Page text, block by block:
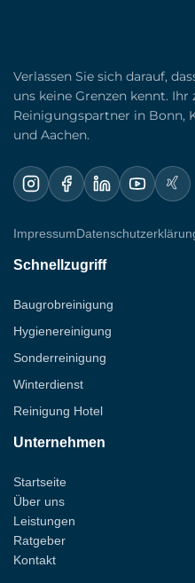
Verlassen Sie sich darauf,
uns keine Grenzen kennt. Ihr
Reinigungspartner in Bonn,
und Aachen.
Impressum
Schnellzugriff
Baugrobreinigung
Hygienereinigung
Sonderreinigung
Winterdienst
Reinigung Hotel
Unternehmen
Startseite
Über uns
Leistungen
Ratgeber
Kontakt